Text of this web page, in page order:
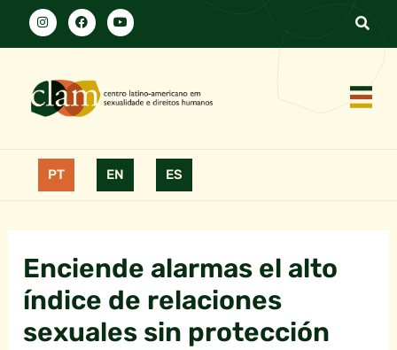
PT EN ES
Enciende alarmas el alto
índice de relaciones
sexuales sin protección